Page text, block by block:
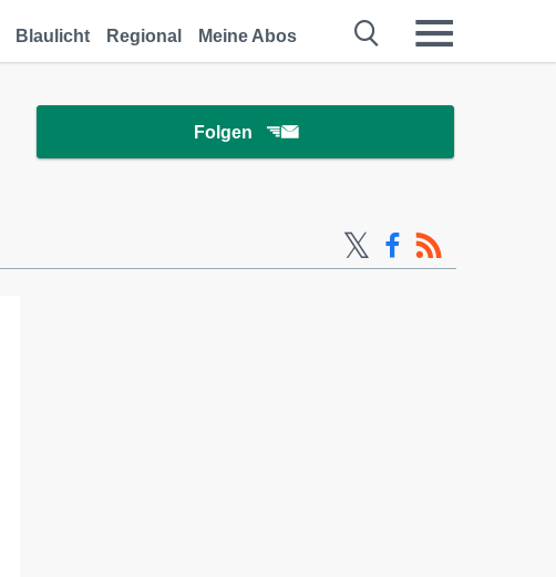
Blaulicht Regional Meine Abos
Folgen